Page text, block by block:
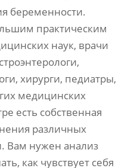
беременности.
практическим
наук, врачи
хирурги, педиатры,
медицинских
есть собственная
различных
Вам нужен анализ
как чувствует себя